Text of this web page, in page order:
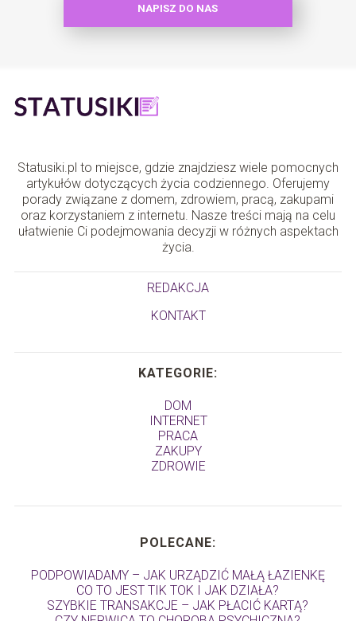
NAPISZ DO NAS
Statusiki.pl to miejsce, gdzie znajdziesz wiele pomocnych
artykułów dotyczących życia codziennego. Oferujemy
porady związane z domem, zdrowiem, pracą, zakupami
oraz korzystaniem z internetu. Nasze treści mają na celu
ułatwienie Ci podejmowania decyzji w różnych aspektach
życia.
REDAKCJA
KONTAKT
KATEGORIE:
DOM
INTERNET
PRACA
ZAKUPY
ZDROWIE
POLECANE:
PODPOWIADAMY – JAK URZĄDZIĆ MAŁĄ ŁAZIENKĘ
CO TO JEST TIK TOK I JAK DZIAŁA?
SZYBKIE TRANSAKCJE – JAK PŁACIĆ KARTĄ?